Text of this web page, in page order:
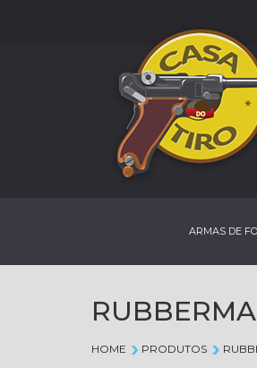
ARMAS DE
HOME PRODUTOS